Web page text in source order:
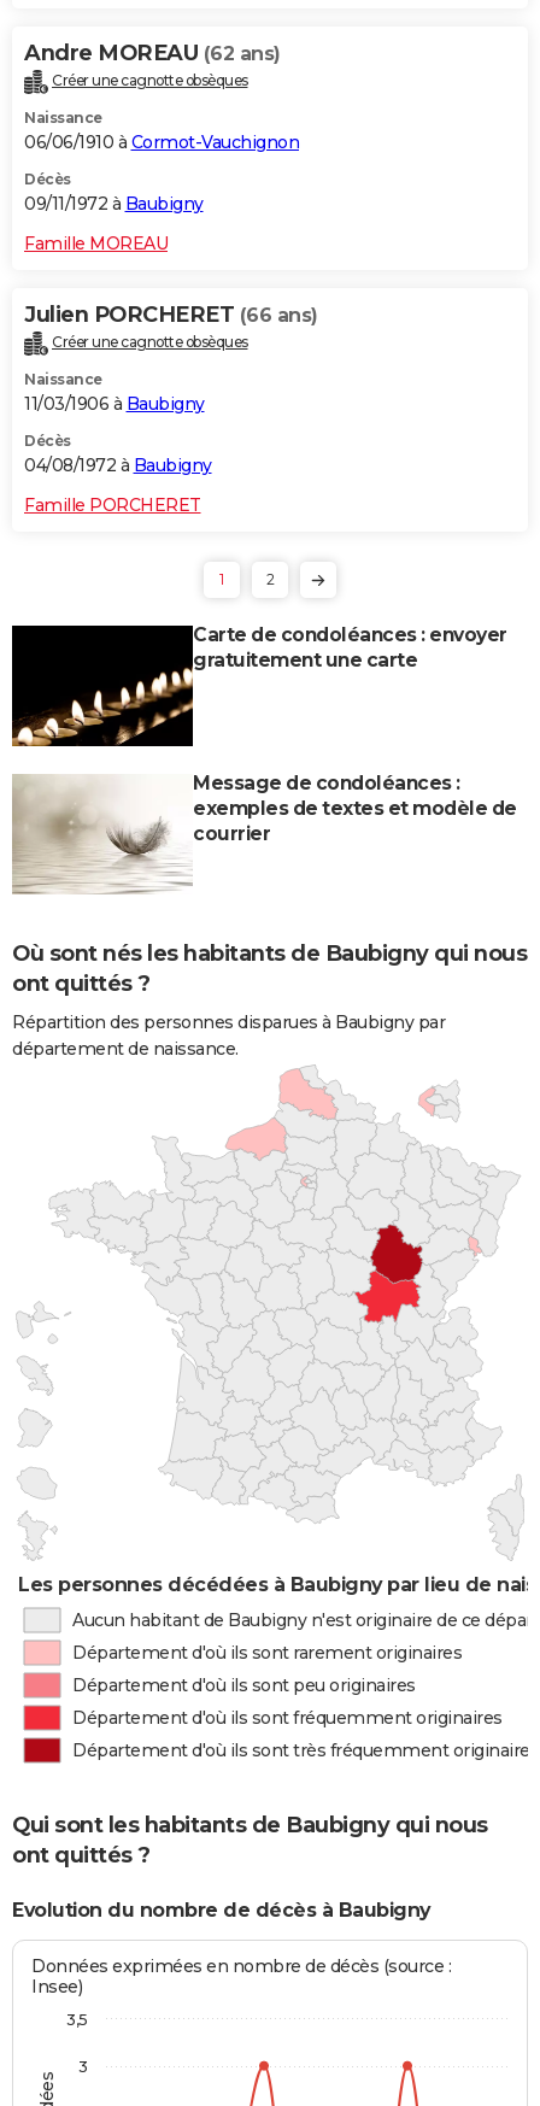
Andre MOREAU (62 ans)
Créer une cagnotte obsèques
Naissance
06/06/1910 à Cormot-Vauchignon
Décès
09/11/1972 à Baubigny
Famille MOREAU
Julien PORCHERET (66 ans)
Créer une cagnotte obsèques
Naissance
11/03/1906 à Baubigny
Décès
04/08/1972 à Baubigny
Famille PORCHERET
1 2
Carte de condoléances : envoyer
gratuitement une carte
Message de condoléances :
exemples de textes et modèle de
courrier
Où sont nés les habitants de Baubigny qui nous
ont quittés ?
Répartition des personnes disparues à Baubigny par
département de naissance.
Les personnes décédées à Baubigny par lieu de
Aucun habitant de Baubigny n'est originaire de ce
Département d'où ils sont rarement originaires
Département d'où ils sont peu originaires
Département d'où ils sont fréquemment originaires
Département d'où ils sont très fréquemment originaires
Qui sont les habitants de Baubigny qui nous
ont quittés ?
Evolution du nombre de décès à Baubigny
Données exprimées en nombre de décès (source :
Insee)
3
3,5